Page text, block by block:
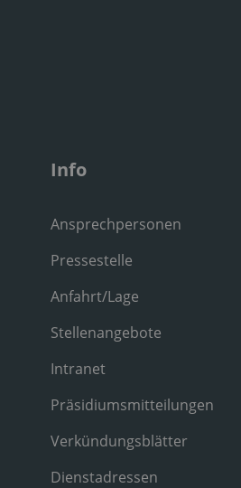
Info
Ansprechpersonen
Pressestelle
Anfahrt/Lage
Stellenangebote
Intranet
Präsidiumsmitteilungen
Verkündungsblätter
Dienstadressen